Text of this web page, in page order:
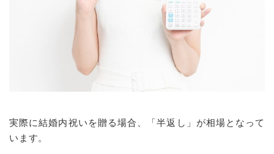
実際に結婚内祝いを贈る場合、「半返し」が相場となって
います。